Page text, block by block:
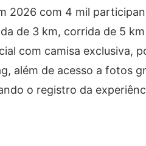
2026 com 4 mil
de 3 km, corrida de 5
com camisa exclusiva,
além de acesso a fotos
o registro da